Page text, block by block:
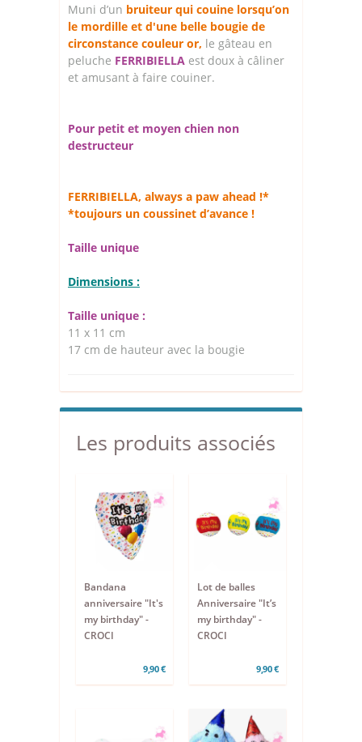
Muni d’un bruiteur qui couine lorsqu’on
le mordille et d'une belle bougie de
circonstance couleur or, le gâteau en
peluche FERRIBIELLA est doux à câliner
et amusant à faire couiner.
Pour petit et moyen chien non
destructeur
FERRIBIELLA, always a paw ahead !*
*toujours un coussinet d’avance !
Taille unique
Dimensions :
Taille unique :
11 x 11 cm
17 cm de hauteur avec la bougie
Les produits associés
Bandana
anniversaire "It's
my birthday" -
CROCI
9,90 €
Lot de balles
Anniversaire "It’s
my birthday" -
CROCI
9,90 €